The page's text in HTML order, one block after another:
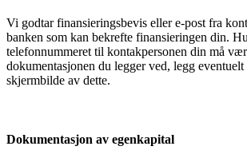
Vi godtar finansieringsbevis eller e-post fra
banken som kan bekrefte finansieringen din.
telefonnummeret til kontakpersonen din må
dokumentasjonen du legger ved, legg eventuelt
skjermbilde av dette.
Dokumentasjon av egenkapital